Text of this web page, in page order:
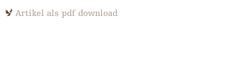
Artikel als pdf download